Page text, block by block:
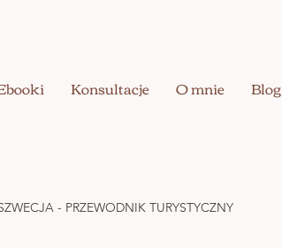
Konsultacje O mnie Blog
- PRZEWODNIK TURYSTYCZNY